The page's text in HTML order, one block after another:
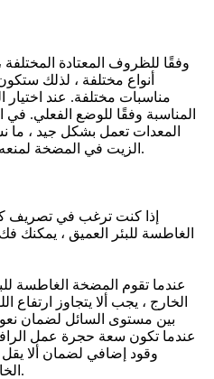
وفقًا للظروف المعتادة
أنواع مختلفة ، لذلك
مناسبات مختلفة. عند اختيار
المناسبة وفقًا للوضع الفعلي.
المعدات تعمل بشكل جيد ، ما
الزيت في المضخة لمنعه من التأثير على التشغيل العادي.
الغاطسة للبئر العميق ،
بين مستوى السائل لضمان
عندما تكون سعة حجرة عمل
وقود إضافي لضمان ألا
الخارجي عن 100 مم لتجنب التفريغ.